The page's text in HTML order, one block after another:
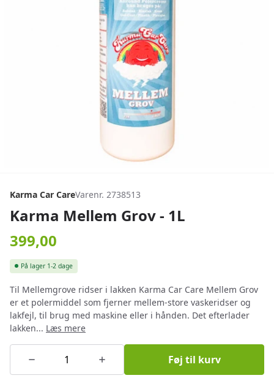
Karma Car CareVarenr. 2738513
Karma Mellem Grov - 1L
399,00
På lager 1-2 dage
Til Mellemgrove ridser i lakken Karma Car Care Mellem Grov
er et polermiddel som fjerner mellem-store vaskeridser og
lakfejl, til brug med maskine eller i hånden. Det efterlader
lakken... Læs mere
Føj til kurv